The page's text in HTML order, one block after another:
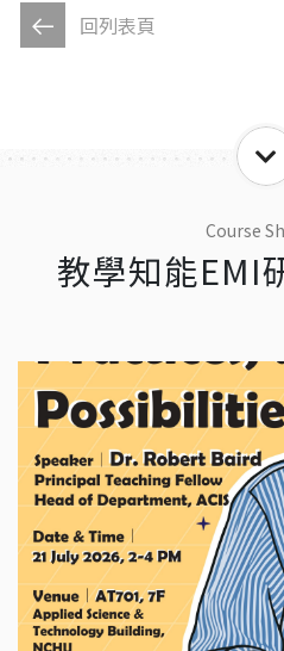
回列表頁
Course
教學知能EMI